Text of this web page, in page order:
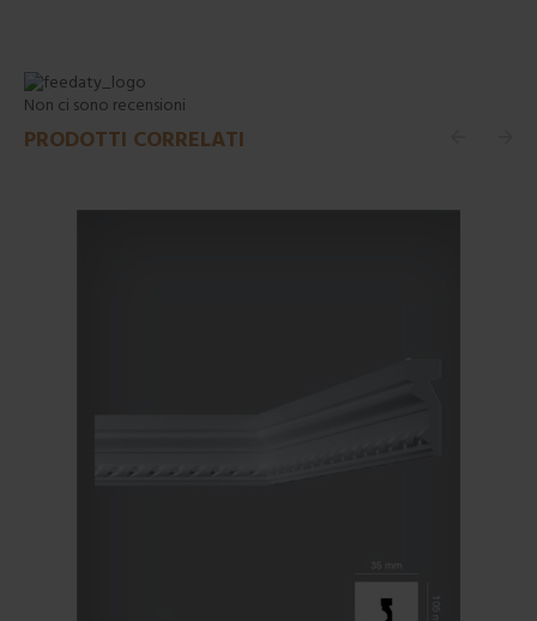
Non ci sono recensioni
PRODOTTI CORRELATI